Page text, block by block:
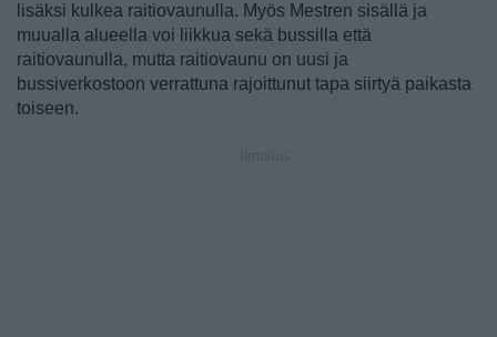
lisäksi kulkea raitiovaunulla. Myös Mestren sisällä ja
muualla alueella voi liikkua sekä bussilla että
raitiovaunulla, mutta raitiovaunu on uusi ja
bussiverkostoon verrattuna rajoittunut tapa siirtyä paikasta
toiseen.